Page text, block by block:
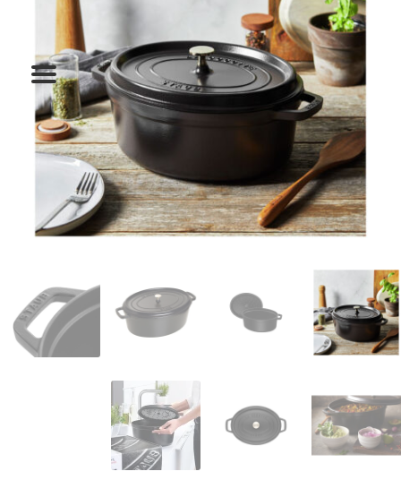
אפייה
קפה ותה
גיפט קארד
כלי בית
המותגים שלנו
חגים
מתנות לחנוכת בית
מתנות למטבח
מתכונים שלכם
מאמרים
תשלום